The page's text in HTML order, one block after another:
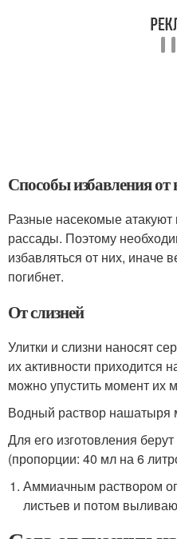
Способы избавления от
Разные насекомые атакуют
рассады. Поэтому
избавляться от них, иначе
погибнет.
От слизней
Улитки и слизни наносят
их активности приходится
можно упустить момент их
Водный раствор нашатыря
Для его изготовления
(пропорции: 40 мл на 6
Аммиачным раствором
листьев и потом